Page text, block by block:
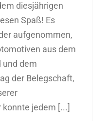
diesjährigen
Spaß! Es
aufgenommen,
aus dem
und dem
der Belegschaft,
jedem [...]